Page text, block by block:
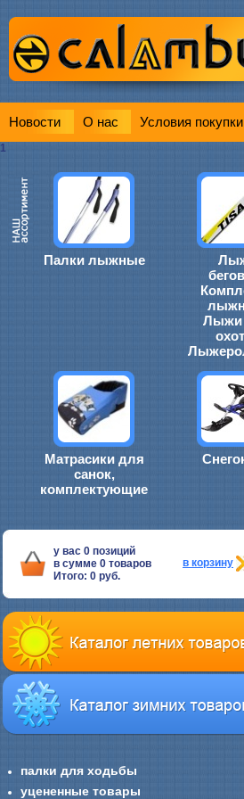
Новости О нас Условия
1
Палки лыжные
Лыжи
Матрасики для
санок,
комплектующие
у вас 0 позиций
в сумме 0 товаров
Итого: 0 руб.
в корзину
палки для ходьбы
уцененные товары